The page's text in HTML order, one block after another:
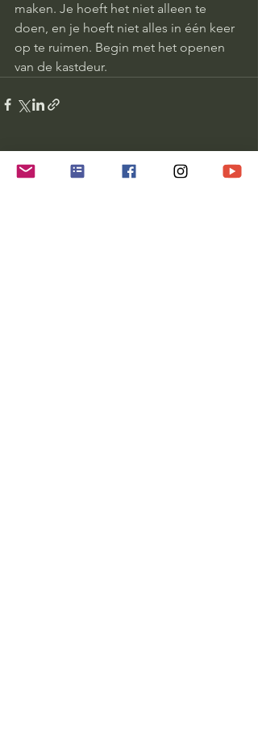
maken. Je hoeft het niet alleen te
doen, en je hoeft niet alles in één keer
op te ruimen. Begin met het openen
van de kastdeur.